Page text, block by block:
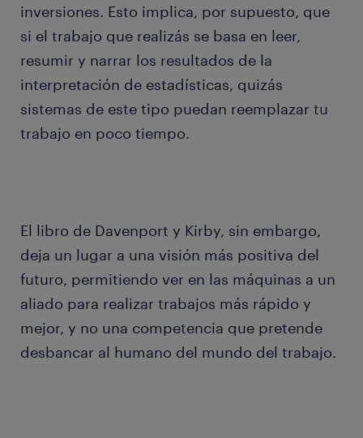
inversiones. Esto implica, por supuesto, que
si el trabajo que realizás se basa en leer,
resumir y narrar los resultados de la
interpretación de estadísticas, quizás
sistemas de este tipo puedan reemplazar tu
trabajo en poco tiempo.
El libro de Davenport y Kirby, sin embargo,
deja un lugar a una visión más positiva del
futuro, permitiendo ver en las máquinas a un
aliado para realizar trabajos más rápido y
mejor, y no una competencia que pretende
desbancar al humano del mundo del trabajo.